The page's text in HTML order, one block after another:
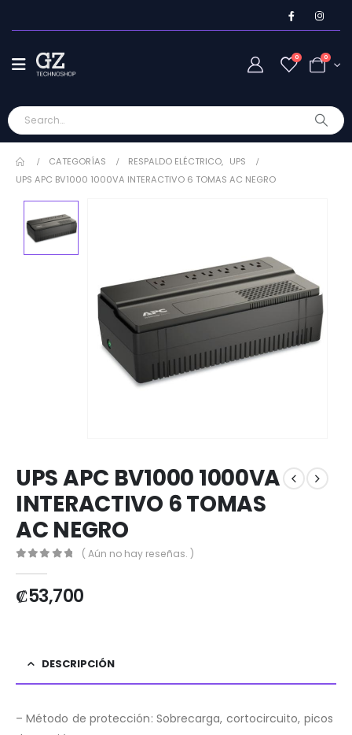
0 0
CATEGORÍAS RESPALDO ELÉCTRICO, UPS
UPS APC BV1000 1000VA INTERACTIVO 6 TOMAS AC NEGRO
UPS APC BV1000 1000VA
INTERACTIVO 6 TOMAS
AC NEGRO
( Aún no hay reseñas. )
₡53,700
DESCRIPCIÓN
– Método de protección: Sobrecarga, cortocircuito, picos